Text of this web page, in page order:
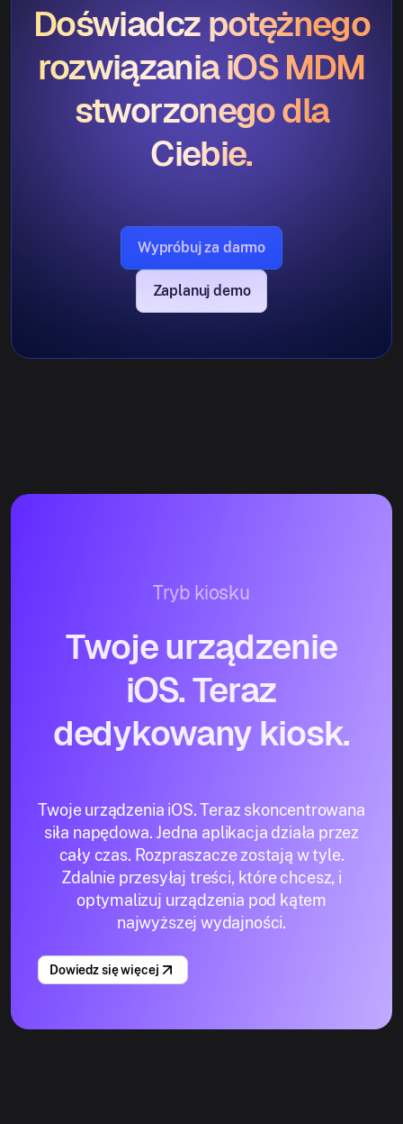
Doświadcz potężnego
rozwiązania iOS MDM
stworzonego dla
Ciebie.
Wypróbuj za darmo
Zaplanuj demo
Tryb kiosku
Twoje urządzenie
iOS. Teraz
dedykowany kiosk.
Twoje urządzenia iOS. Teraz skoncentrowana
siła napędowa. Jedna aplikacja działa przez
cały czas. Rozpraszacze zostają w tyle.
Zdalnie przesyłaj treści, które chcesz, i
optymalizuj urządzenia pod kątem
najwyższej wydajności.
Dowiedz się więcej